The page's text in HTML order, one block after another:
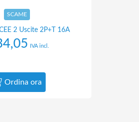
SCAME
2 Uscite 2P+T 16A
IVA incl.
Ordina ora